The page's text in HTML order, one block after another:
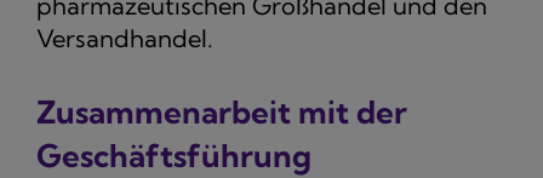
Versandhandel.
Zusammenarbeit mit der
Geschäftsführung